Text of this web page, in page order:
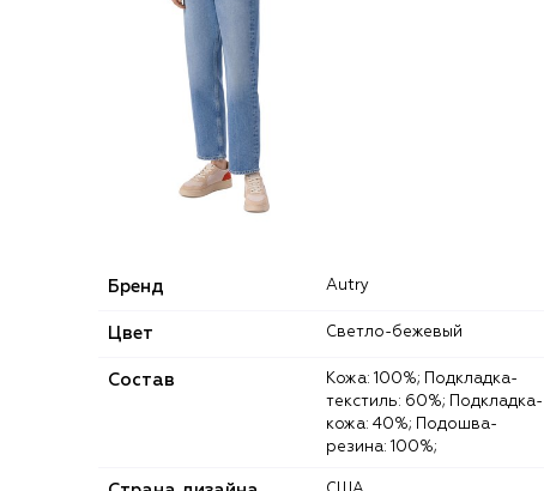
Бренд Autry
Цвет Светло-бежевый
Состав
Кожа: 100%; Подкладка-
текстиль: 60%; Подкладка-
кожа: 40%; Подошва-
резина: 100%;